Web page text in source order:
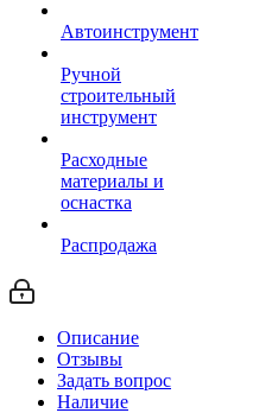
Автоинструмент
Ручной
строительный
инструмент
Расходные
материалы и
оснастка
Распродажа
Описание
Отзывы
Задать вопрос
Наличие